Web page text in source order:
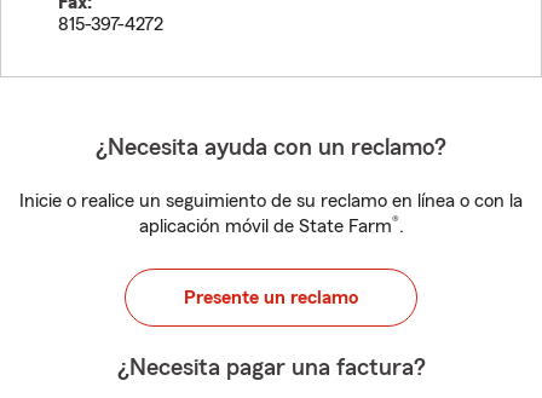
815-397-4272
¿Necesita ayuda con un reclamo?
Inicie o realice un seguimiento de su reclamo en línea o con la
aplicación móvil de State Farm®.
Presente un reclamo
¿Necesita pagar una factura?